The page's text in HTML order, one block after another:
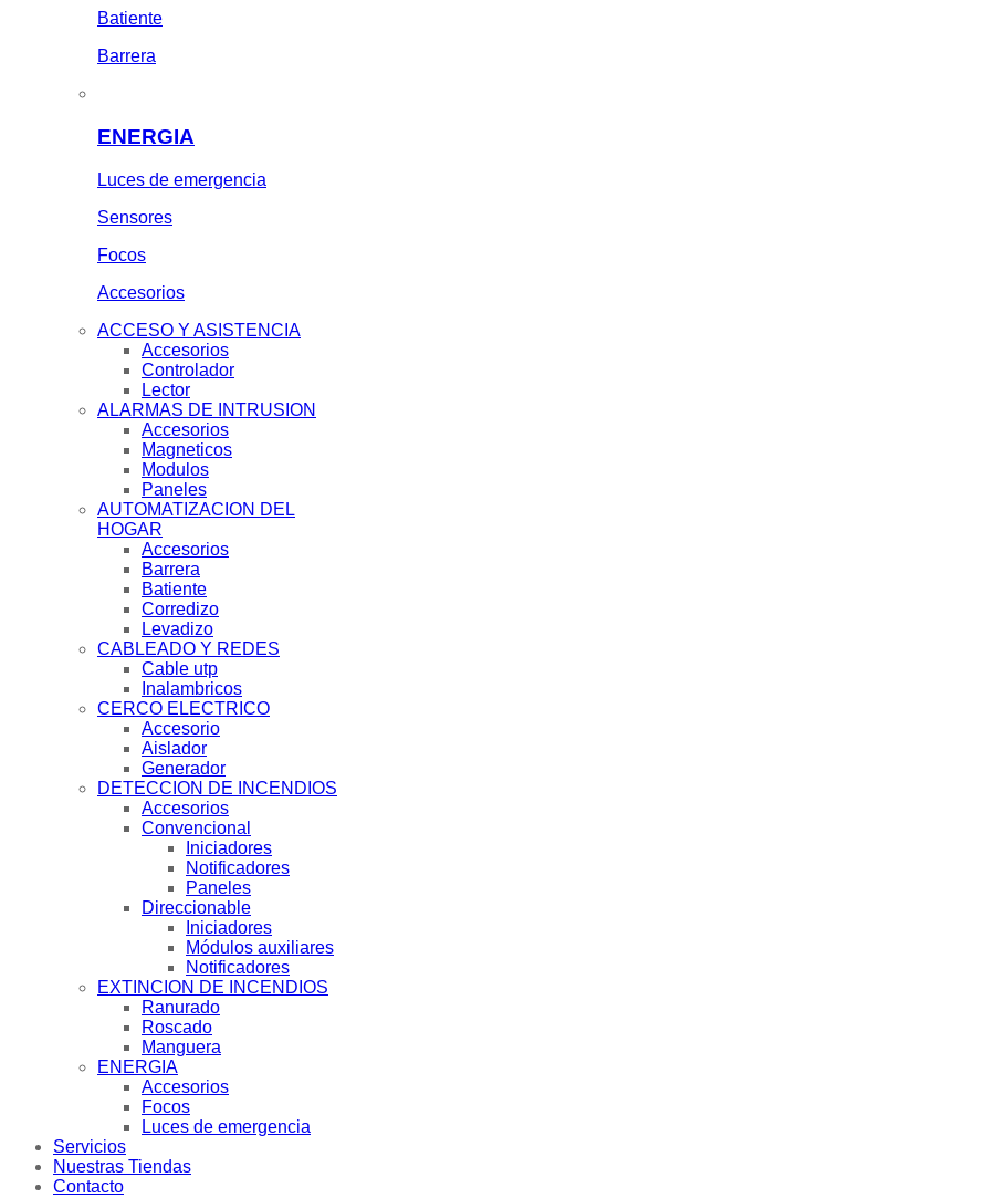
Batiente
Barrera
ENERGIA
Luces de emergencia
Sensores
Focos
Accesorios
ACCESO Y ASISTENCIA
Accesorios
Controlador
Lector
ALARMAS DE INTRUSION
Accesorios
Magneticos
Modulos
Paneles
AUTOMATIZACION DEL
HOGAR
Accesorios
Barrera
Batiente
Corredizo
Levadizo
CABLEADO Y REDES
Cable utp
Inalambricos
CERCO ELECTRICO
Accesorio
Aislador
Generador
DETECCION DE INCENDIOS
Accesorios
Convencional
Iniciadores
Notificadores
Paneles
Direccionable
Iniciadores
Módulos auxiliares
Notificadores
EXTINCION DE INCENDIOS
Ranurado
Roscado
Manguera
ENERGIA
Accesorios
Focos
Luces de emergencia
Servicios
Nuestras Tiendas
Contacto